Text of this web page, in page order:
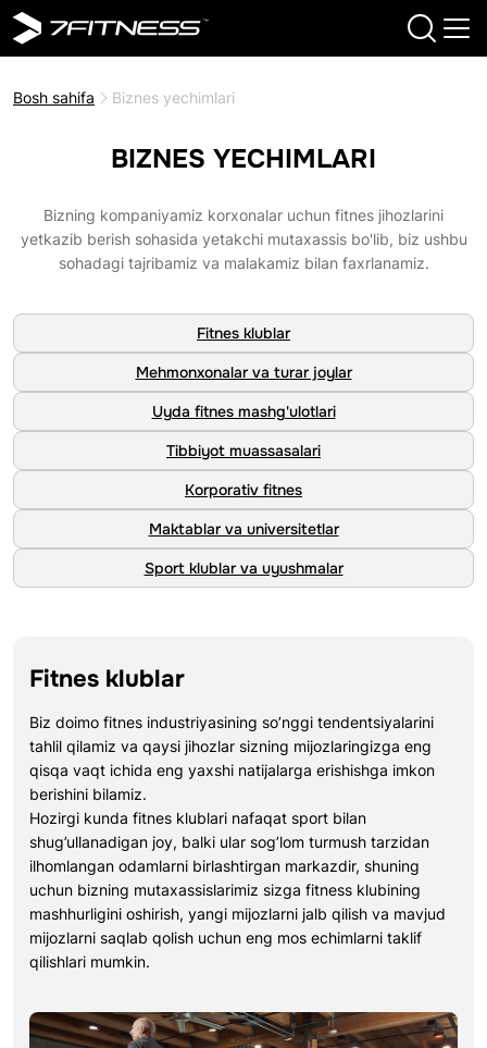
Bosh sahifa Biznes yechimlari
BIZNES YECHIMLARI
Bizning kompaniyamiz korxonalar uchun fitnes jihozlarini
yetkazib berish sohasida yetakchi mutaxassis bo'lib, biz ushbu
sohadagi tajribamiz va malakamiz bilan faxrlanamiz.
Fitnes klublar
Mehmonxonalar va turar joylar
Uyda fitnes mashg'ulotlari
Tibbiyot muassasalari
Korporativ fitnes
Maktablar va universitetlar
Sport klublar va uyushmalar
Fitnes klublar
Biz doimo fitnes industriyasining so’nggi tendentsiyalarini
tahlil qilamiz va qaysi jihozlar sizning mijozlaringizga eng
qisqa vaqt ichida eng yaxshi natijalarga erishishga imkon
berishini bilamiz.
Hozirgi kunda fitnes klublari nafaqat sport bilan
shug’ullanadigan joy, balki ular sog’lom turmush tarzidan
ilhomlangan odamlarni birlashtirgan markazdir, shuning
uchun bizning mutaxassislarimiz sizga fitness klubining
mashhurligini oshirish, yangi mijozlarni jalb qilish va mavjud
mijozlarni saqlab qolish uchun eng mos echimlarni taklif
qilishlari mumkin.